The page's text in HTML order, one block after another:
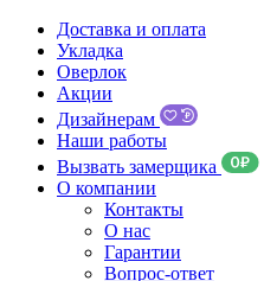
Доставка и оплата
Укладка
Оверлок
Акции
Дизайнерам
Наши работы
Вызвать замерщика
О компании
Контакты
О нас
Гарантии
Вопрос-ответ